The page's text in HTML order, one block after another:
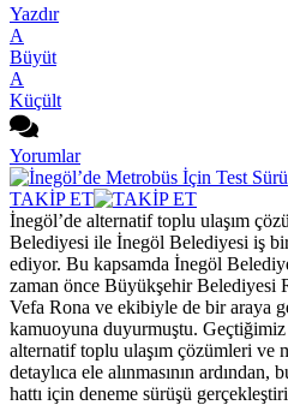
Yazdır
A
Büyüt
A
Küçült
Yorumlar
TAKİP ET
İnegöl’de alternatif toplu ulaşım
Belediyesi ile İnegöl Belediyesi iş
ediyor. Bu kapsamda İnegöl
zaman önce Büyükşehir Belediyesi
Vefa Rona ve ekibiyle de bir araya
kamuoyuna duyurmuştu. Geçtiğimiz
alternatif toplu ulaşım çözümleri ve
detaylıca ele alınmasının
hattı için deneme sürüşü